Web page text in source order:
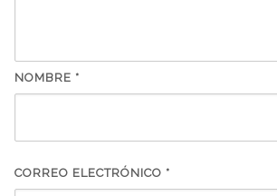
NOMBRE *
CORREO ELECTRÓNICO *